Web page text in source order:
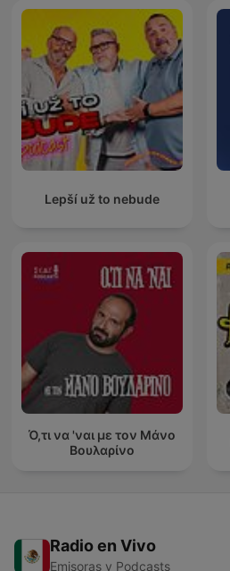
Lepší už to nebude
Ό,τι να 'ναι με τον Μάνο
Βουλαρίνο
Radio en Vivo
Emisoras y Podcasts